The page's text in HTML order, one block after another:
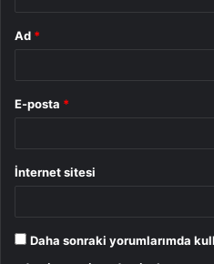
Ad *
E-posta *
İnternet sitesi
Daha sonraki yorumlarımda